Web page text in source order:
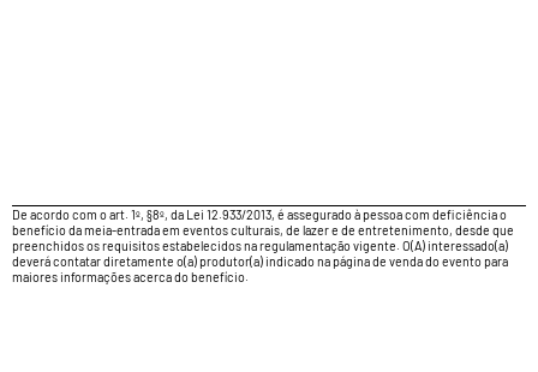
De acordo com o art. 1º, §8º, da Lei 12.933/2013, é assegurado à pessoa com deficiência o
benefício da meia-entrada em eventos culturais, de lazer e de entretenimento, desde que
preenchidos os requisitos estabelecidos na regulamentação vigente. O(A) interessado(a)
deverá contatar diretamente o(a) produtor(a) indicado na página de venda do evento para
maiores informações acerca do benefício.